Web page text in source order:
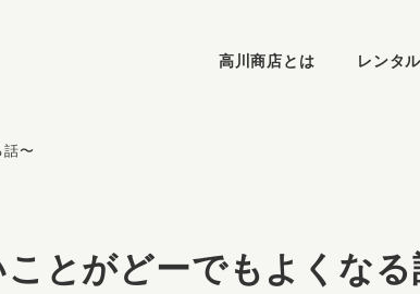
高川商店とは レンタ
〜
とがどーでもよくなる